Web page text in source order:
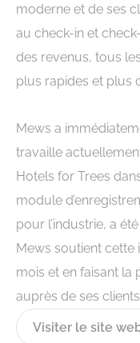
moderne et de ses
au check-in et
des revenus, tous
plus rapides et plus
Mews a
travaille
Hotels for Trees
module
pour l’industrie, a
Mews soutient cette
mois et en faisant la
auprès de ses
Visiter le site